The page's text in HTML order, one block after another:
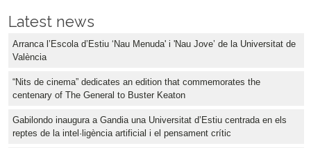
Latest news
Arranca l’Escola d’Estiu ‘Nau Menuda' i 'Nau Jove’ de la Universitat de
València
“Nits de cinema” dedicates an edition that commemorates the
centenary of The General to Buster Keaton
Gabilondo inaugura a Gandia una Universitat d’Estiu centrada en els
reptes de la intel·ligència artificial i el pensament crític